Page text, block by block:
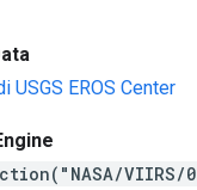
USGS EROS Center
VIIRS/